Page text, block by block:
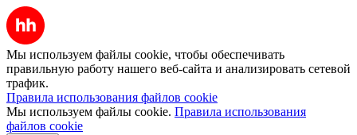
Мы используем файлы cookie, чтобы обеспечивать
правильную работу нашего веб-сайта и анализировать сетевой
трафик.
Правила использования файлов cookie
Мы используем файлы cookie. Правила использования
файлов cookie